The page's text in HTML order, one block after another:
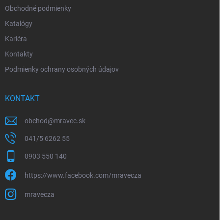
Obchodné podmienky
Katalógy
Kariéra
Kontakty
Podmienky ochrany osobných údajov
KONTAKT
obchod@mravec.sk
041/5 6262 55
0903 550 140
https://www.facebook.com/mravecza
mravecza